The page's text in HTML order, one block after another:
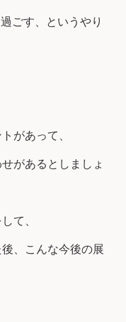
ごす、というやり
があって、
があるとしましょ
て、
、こんな今後の展